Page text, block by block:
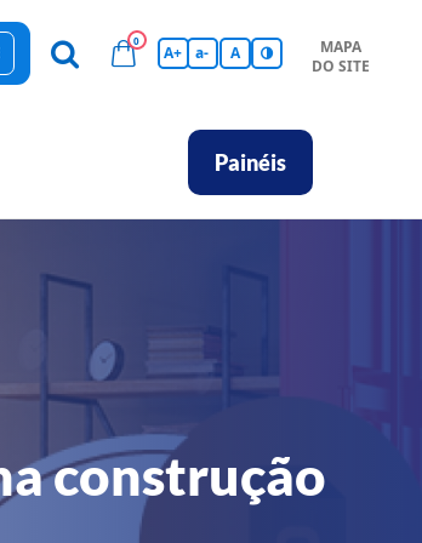
Hub de Conhecimentos
0
A+ a- A
MAPA
DO SITE
Painéis
construção